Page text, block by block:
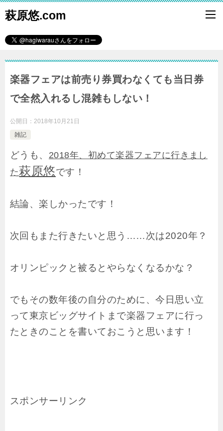
萩原悠.com
楽器フェアは前売り券買わなくても当日券
で全然入れるし混雑もしない！
公開日： 2018年10月21日
雑記
どうも、 2018年、初めて楽器フェアに行きまし
た萩原悠です！
結論、楽しかったです！
次回もまた行きたいと思う……次は2020年？
オリンピックと被るとやらなくなるかな？
でもその数年後の自分のために、今日思い立
って東京ビッグサイトまで楽器フェアに行っ
たときのことを書いておこうと思います！
スポンサーリンク